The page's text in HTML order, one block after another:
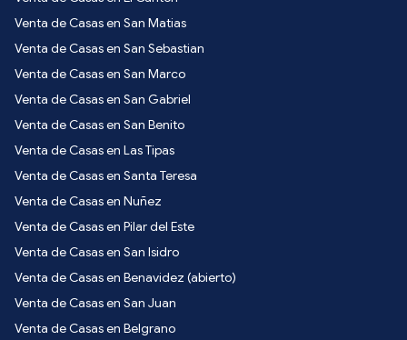
Venta de Casas en San Matias
Venta de Casas en San Sebastian
Venta de Casas en San Marco
Venta de Casas en San Gabriel
Venta de Casas en San Benito
Venta de Casas en Las Tipas
Venta de Casas en Santa Teresa
Venta de Casas en Nuñez
Venta de Casas en Pilar del Este
Venta de Casas en San Isidro
Venta de Casas en Benavidez (abierto)
Venta de Casas en San Juan
Venta de Casas en Belgrano